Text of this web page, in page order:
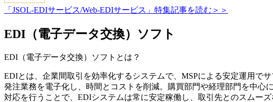
「JSOL-EDIサービス/Web-EDIサービス」特集記事を読む＞＞
EDI（電子データ交換）ソフト
EDI（電子データ交換）ソフト とは？
EDIとは、企業間取引を効率化するシステムで、MSPによる安定運用で
発注業務を電子化し、時間とコストを削減。購買部門や経理部門を中心
対応を行うことで、EDIシステムは常に安定稼働し、取引先とのスムーズ